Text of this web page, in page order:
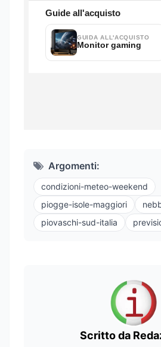
Argomenti:
condizioni-meteo-weekend
piogge-isole-maggiori
piovaschi-sud-italia
Scritto da